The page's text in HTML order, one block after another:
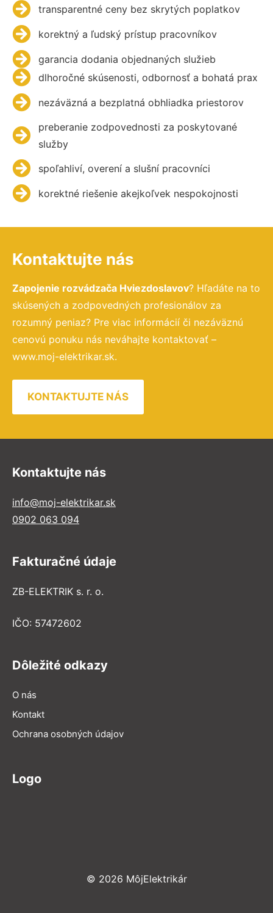
transparentné ceny bez skrytých poplatkov
korektný a ľudský prístup pracovníkov
garancia dodania objednaných služieb
dlhoročné skúsenosti, odbornosť a bohatá prax
nezáväzná a bezplatná obhliadka priestorov
preberanie zodpovednosti za poskytované
služby
spoľahliví, overení a slušní pracovníci
korektné riešenie akejkoľvek nespokojnosti
Kontaktujte nás
Zapojenie rozvádzača Hviezdoslavov? Hľadáte na to
skúsených a zodpovedných profesionálov za
rozumný peniaz? Pre viac informácií či nezáväznú
cenovú ponuku nás neváhajte kontaktovať –
www.moj-elektrikar.sk.
KONTAKTUJTE NÁS
Kontaktujte nás
info@moj-elektrikar.sk
0902 063 094
Fakturačné údaje
ZB-ELEKTRIK s. r. o.
IČO: 57472602
Dôležité odkazy
O nás
Kontakt
Ochrana osobných údajov
Logo
© 2026 MôjElektrikár